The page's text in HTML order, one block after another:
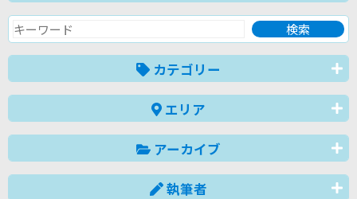
カテゴリー
エリア
アーカイブ
執筆者